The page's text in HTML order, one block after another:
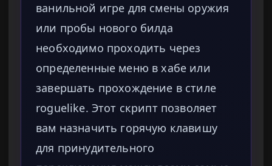
ванильной игре для смены оружия
или пробы нового билда
необходимо проходить через
определенные меню в хабе или
завершать прохождение в стиле
roguelike. Этот скрипт позволяет
вам назначить горячую клавишу
для принудительного